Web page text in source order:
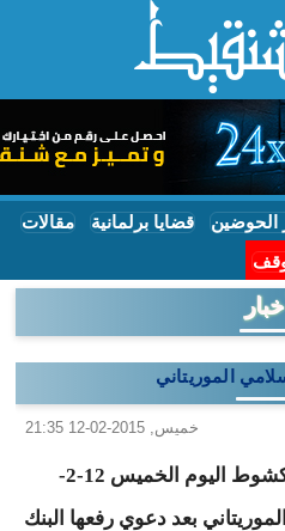
الحوضين قضايا برلمانية مقالات
الموريتاني
خميس, 2015-02-12 21:35
حكمت المحكمة التجارية بنواكشوط اليوم الخميس 12-2-
الموريتاني بعد دعوي رفعها البنك